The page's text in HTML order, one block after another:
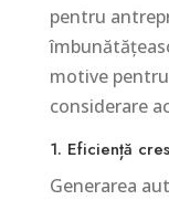
pentru
motive
considerare
1. Eficiență
Generarea